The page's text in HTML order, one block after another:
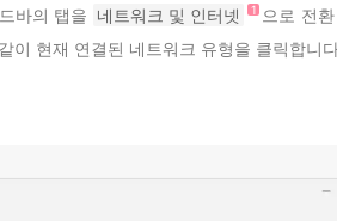
바의 탭을 네트워크 및 인터넷
으로 전
이 현재 연결된 네트워크 유형을 클릭합니